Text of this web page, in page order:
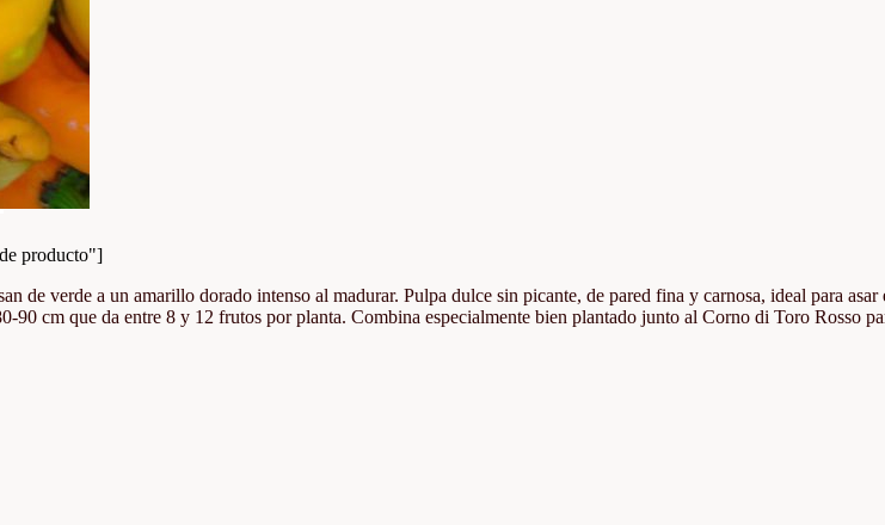
GIALLO
ECO
CANTIDAD
producto"]
de verde a un amarillo dorado intenso al madurar. Pulpa dulce sin picante, de pared fina y carnosa, ideal para asar
90 cm que da entre 8 y 12 frutos por planta. Combina especialmente bien plantado junto al Corno di Toro Rosso